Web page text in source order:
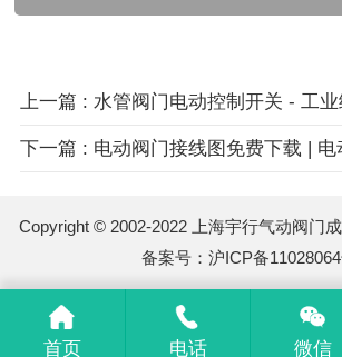
Copyright © 2002-2022 上海宇行气动阀门
备案号： 沪ICP备
首页 电话 微信